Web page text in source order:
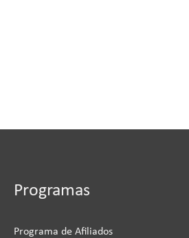
Programas
Programa de Afiliados